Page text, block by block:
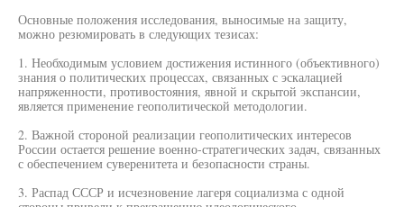
Основные положения исследования, выносимые на защиту,
можно резюмировать в следующих тезисах:
1. Необходимым условием достижения истинного (объективного)
знания о политических процессах, связанных с эскалацией
напряженности, противостояния, явной и скрытой экспансии,
является применение геополитической методологии.
2. Важной стороной реализации геополитических интересов
России остается решение военно-стратегических задач, связанных
с обеспечением суверенитета и безопасности страны.
3. Распад СССР и исчезновение лагеря социализма с одной